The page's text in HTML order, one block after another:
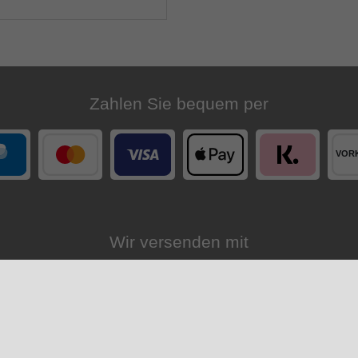
Zahlen Sie bequem per
Wir versenden mit